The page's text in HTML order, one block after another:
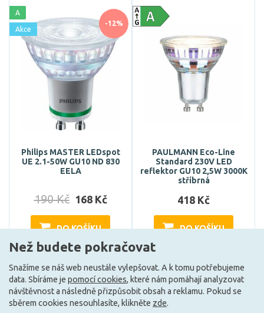
-12%
A
Akce
Philips MASTER LEDspot
UE 2.1-50W GU10 ND 830
EELA
190 Kč 168 Kč
DO KOŠÍKU
Skladem e-shop (4 ks)
PAULMANN Eco-Line
Standard 230V LED
reflektor GU10 2,5W 3000K
stříbrná
418 Kč
DO KOŠÍKU
Může být u Vás 18. 8.
G G
Než budete pokračovat
Snažíme se náš web neustále vylepšovat. A k tomu potřebujeme
data. Sbíráme je pomocí cookies, které nám pomáhají analyzovat
návštěvnost a následně přizpůsobit obsah a reklamu. Pokud se
sběrem cookies nesouhlasíte, klikněte zde.